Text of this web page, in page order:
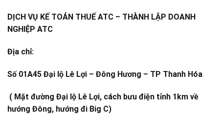
DỊCH VỤ KẾ TOÁN THUẾ ATC – THÀNH LẬP DOANH
NGHIỆP ATC
Địa chỉ:
Số 01A45 Đại lộ Lê Lợi – Đông Hương – TP Thanh Hóa
( Mặt đường Đại lộ Lê Lợi, cách bưu điện tỉnh 1km về
hướng Đông, hướng đi Big C)